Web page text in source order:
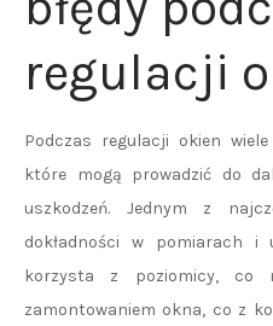
regulacji
Podczas regulacji okien
które mogą prowadzić do
uszkodzeń. Jednym z
dokładności w pomiarach i
korzysta z poziomicy, co
zamontowaniem okna, co z